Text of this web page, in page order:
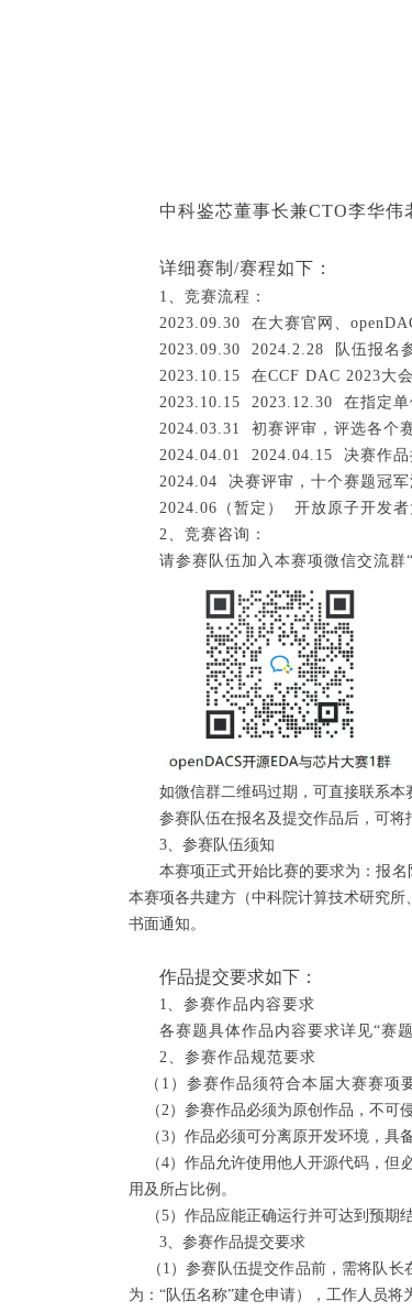
中科鉴芯董事长兼CTO李华伟
详细赛制/赛程如下：
1、竞赛流程：
2023.09.30 在大赛官网、
2023.09.30 2024.2.28 队伍报名
2023.10.15 在CCF DAC 2023大
2023.10.15 2023.12.30 在指定单
2024.03.31 初赛评审，评选各个
2024.04.01 2024.04.15 决赛作品
2024.04 决赛评审，十个赛题冠
2024.06（暂定） 开放原子开发
2、竞赛咨询：
请参赛队伍加入本赛项微信交流群
如微信群二维码过期，可直接联系本
参赛队伍在报名及提交作品后，可将
3、参赛队伍须知
本赛项正式开始比赛的要求为：报
本赛项各共建方（中科院计算技术研究
书面通知。
作品提交要求如下：
1
、参赛作品内容要求
各赛题具体作品内容要求详见“赛
2、参赛作品规范要求
（1）参赛作品须符合本届大赛赛项
（2）参赛作品必须为原创作品，不可
（3）作品必须可分离原开发环境，具
（4）作品允许使用他人开源代码，但
用及所占比例。
（5）作品应能正确运行并可达到预期
3、参赛作品提交要求
（1）参赛队伍提交作品前，需将队长
为：“队伍名称”建仓申请），工作人员